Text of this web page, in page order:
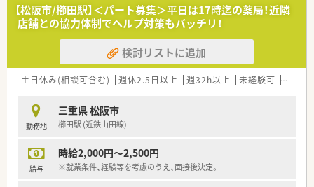
ラスです！
■2～3店舗/年のペースで新規出店を行っております。
■患者様との距離が近く、かかりつけ薬剤師として活躍ができま
す。
■性別問わず社内の人間関係は良好で、穏やかな雰囲気の店舗が
多い企業です。
■産休・育休取得率は100％！ほぼ全員が復帰され、時短正社員や
パートへ切り替えて勤務されている方もいらっしゃいます。
■残業は全社平均で10時間/月程度！
っています。
■8～9割の店舗が完全週休2日のシフトを採用しており、しっか
【松阪市/櫛田駅】＜パート募集＞平日は17時迄の薬局！近隣
店舗との協力体制でヘルプ対策もバッチリ！
検討リストに追加
土日休み(相談可含む) 週休2.5日以上 週32h以上 未経験可 ブラン
勤務地
三重県 松阪市
櫛田駅 (近鉄山田線)
給与
時給2,000円～2,500円
※就業条件、経験等を考慮のうえ、面接後決定。